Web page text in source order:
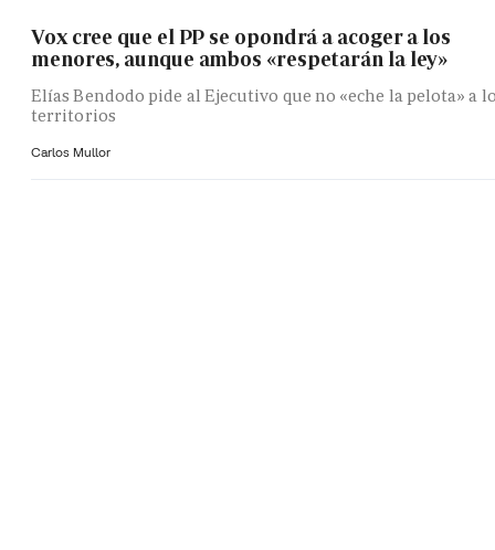
Vox cree que el PP se opondrá a acoger a los
menores, aunque ambos «respetarán la ley»
Elías Bendodo pide al Ejecutivo que no «eche la pelota» a
territorios
Carlos Mullor